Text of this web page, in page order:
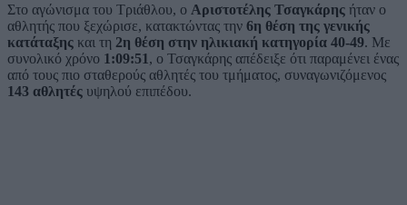
Στο αγώνισμα του Τριάθλου, ο Αριστοτέλης Τσαγκάρης ήταν ο
αθλητής που ξεχώρισε, κατακτώντας την 6η θέση της γενικής
κατάταξης και τη 2η θέση στην ηλικιακή κατηγορία 40-49. Με
συνολικό χρόνο 1:09:51 , ο Τσαγκάρης απέδειξε ότι παραμένει ένας
από τους πιο σταθερούς αθλητές του τμήματος, συναγωνιζόμενος
143 αθλητές υψηλού επιπέδου.